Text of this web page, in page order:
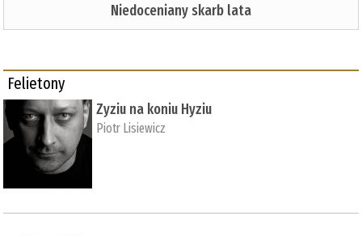
Niedoceniany skarb lata
Felietony
Zyziu na koniu Hyziu
Piotr Lisiewicz